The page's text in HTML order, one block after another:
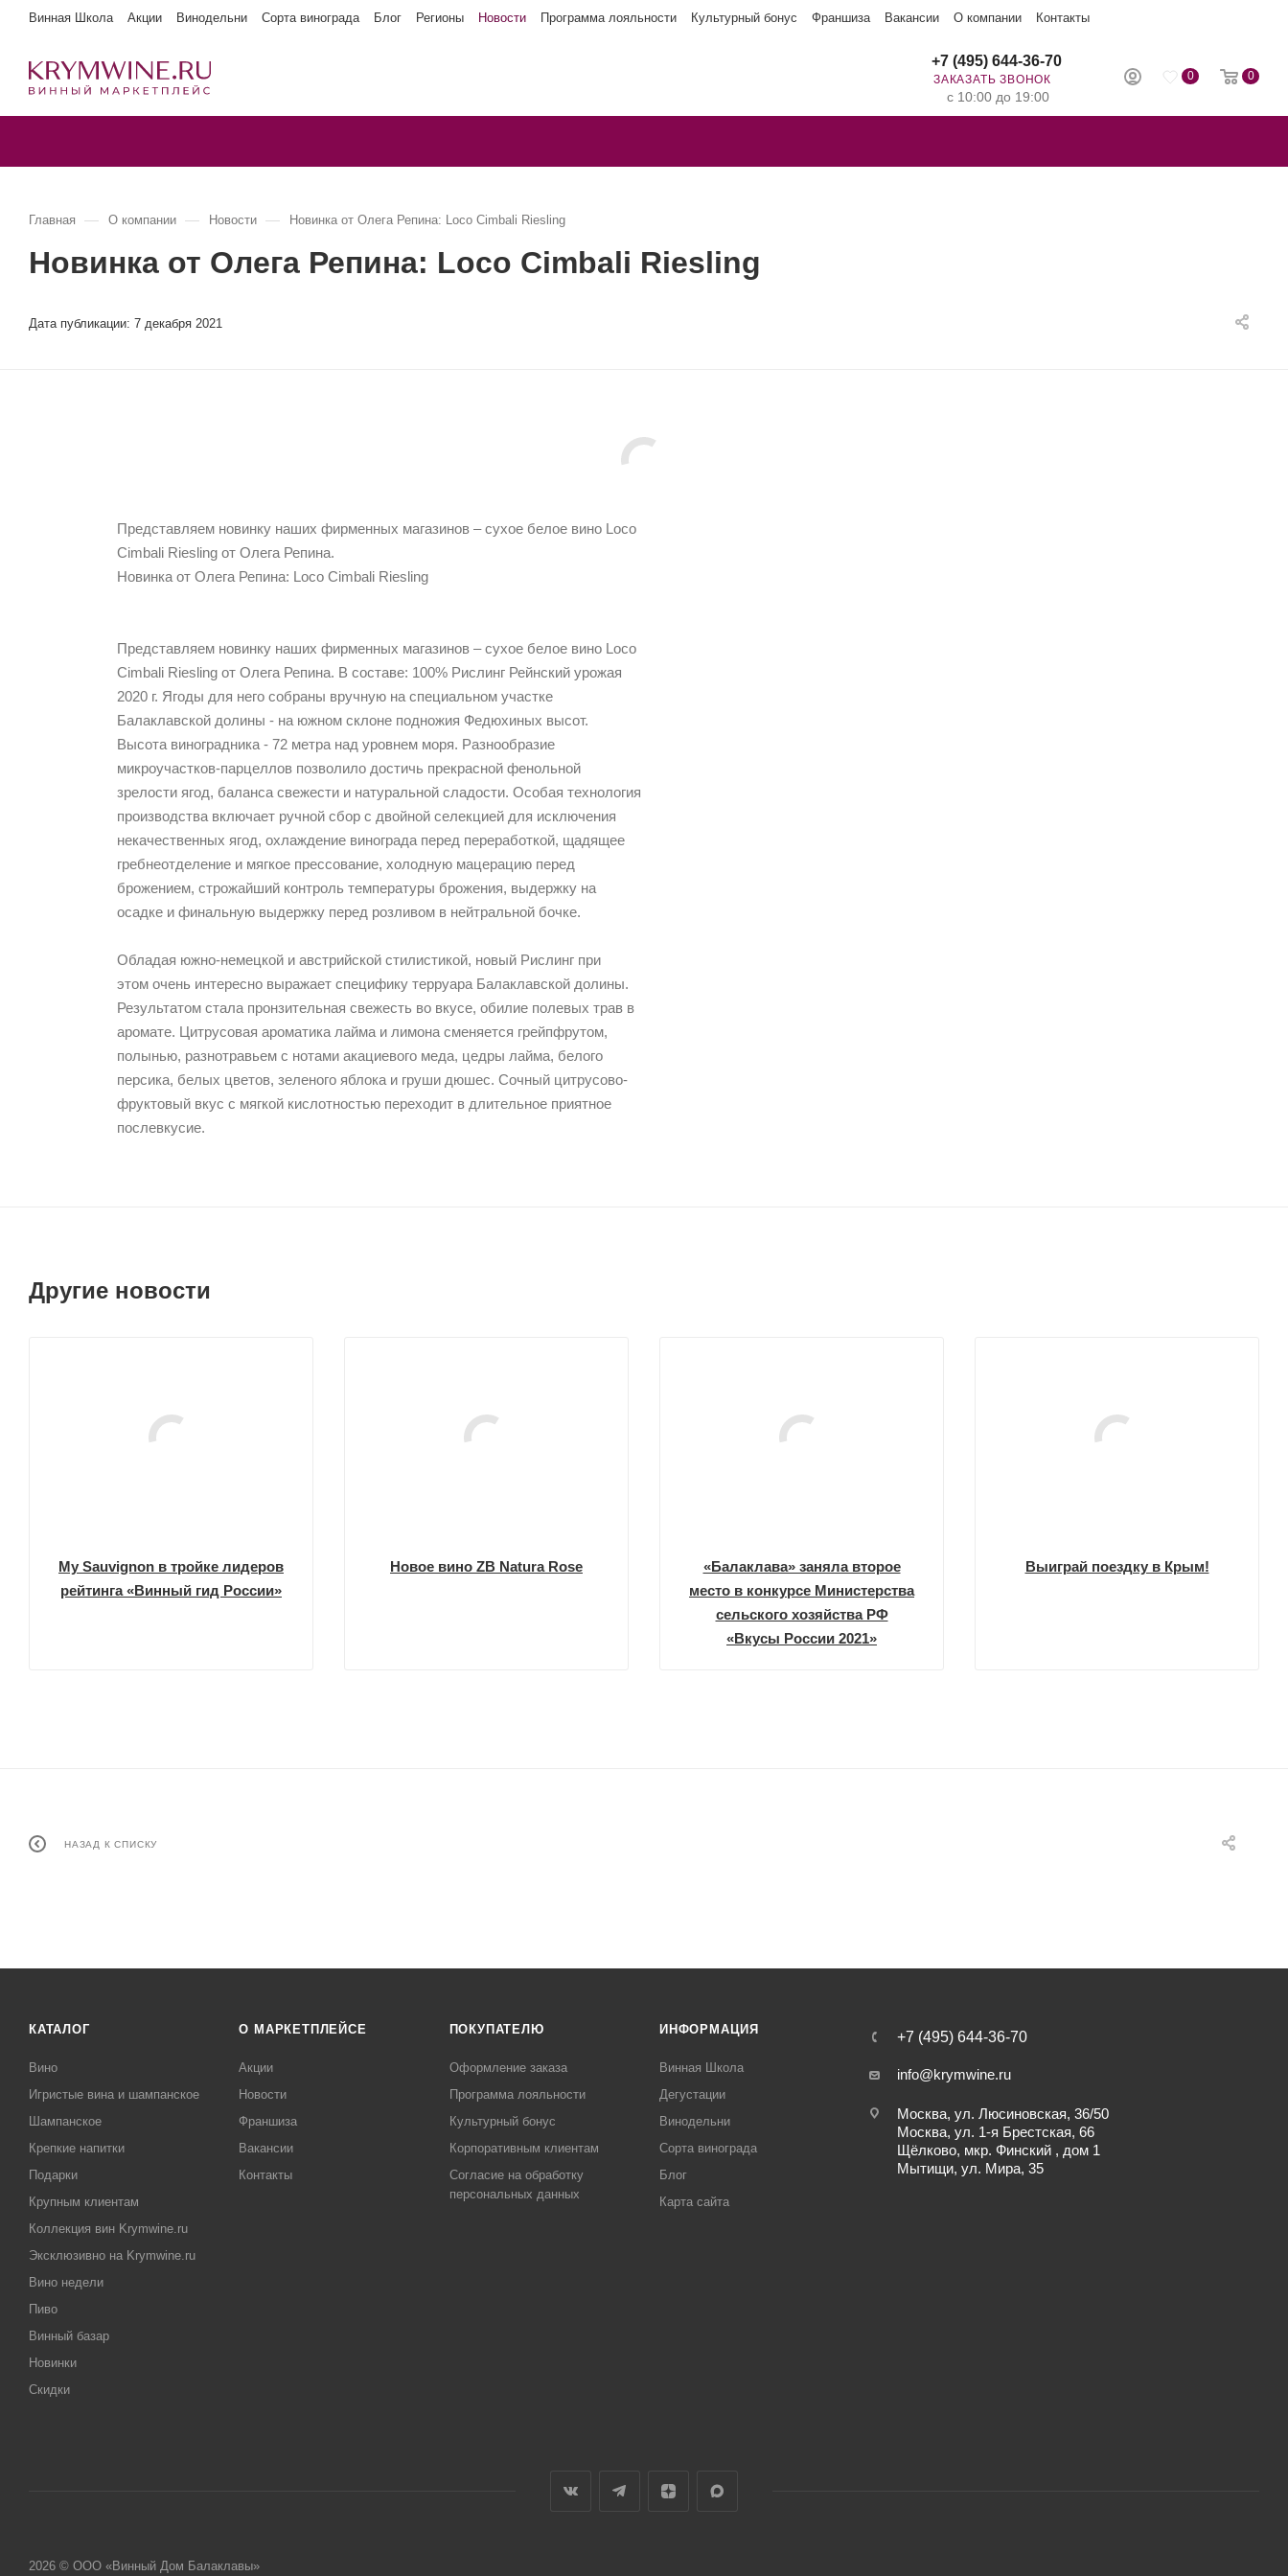
Винная Школа Акции Винодельни Сорта винограда Блог Регионы Новости Программа лояльности Культурный бонус Франшиза Вакансии О компании Контакты
0 0
+7 (495) 644-36-70
ЗАКАЗАТЬ ЗВОНОК
с 10:00 до 19:00
Главная — О компании — Новости — Новинка от Олега Репина: Loco Cimbali Riesling
Новинка от Олега Репина: Loco Cimbali Riesling
Дата публикации: 7 декабря 2021
Представляем новинку наших фирменных магазинов – сухое белое вино Loco
Cimbali Riesling от Олега Репина.
Новинка от Олега Репина: Loco Cimbali Riesling
Представляем новинку наших фирменных магазинов – сухое белое вино Loco
Cimbali Riesling от Олега Репина. В составе: 100% Рислинг Рейнский урожая
2020 г. Ягоды для него собраны вручную на специальном участке
Балаклавской долины - на южном склоне подножия Федюхиных высот.
Высота виноградника - 72 метра над уровнем моря. Разнообразие
микроучастков-парцеллов позволило достичь прекрасной фенольной
зрелости ягод, баланса свежести и натуральной сладости. Особая технология
производства включает ручной сбор с двойной селекцией для исключения
некачественных ягод, охлаждение винограда перед переработкой, щадящее
гребнеотделение и мягкое прессование, холодную мацерацию перед
брожением, строжайший контроль температуры брожения, выдержку на
осадке и финальную выдержку перед розливом в нейтральной бочке.
Обладая южно-немецкой и австрийской стилистикой, новый Рислинг при
этом очень интересно выражает специфику терруара Балаклавской долины.
Результатом стала пронзительная свежесть во вкусе, обилие полевых трав в
аромате. Цитрусовая ароматика лайма и лимона сменяется грейпфрутом,
полынью, разнотравьем с нотами акациевого меда, цедры лайма, белого
персика, белых цветов, зеленого яблока и груши дюшес. Cочный цитрусово-
фруктовый вкус с мягкой кислотностью переходит в длительное приятное
послевкусие.
Другие новости
My Sauvignon в тройке лидеров
рейтинга «Винный гид России»
Новое вино ZB Natura Rose
«Балаклава» заняла второе
место в конкурсе Министерства
сельского хозяйства РФ
«Вкусы России 2021»
Выиграй поездку в Крым!
НАЗАД К СПИСКУ
КАТАЛОГ
Вино
Игристые вина и шампанское
Шампанское
Крепкие напитки
Подарки
Крупным клиентам
Коллекция вин Krymwine.ru
Эксклюзивно на Krymwine.ru
Вино недели
Пиво
Винный базар
Новинки
Скидки
О МАРКЕТПЛЕЙСЕ
Акции
Новости
Франшиза
Вакансии
Контакты
ПОКУПАТЕЛЮ
Оформление заказа
Программа лояльности
Культурный бонус
Корпоративным клиентам
Согласие на обработку
персональных данных
ИНФОРМАЦИЯ
Винная Школа
Дегустации
Винодельни
Сорта винограда
Блог
Карта сайта
+7 (495) 644-36-70
info@krymwine.ru
Москва, ул. Люсиновская, 36/50
Москва, ул. 1-я Брестская, 66
Щёлково, мкр. Финский , дом 1
Мытищи, ул. Мира, 35
2026 © ООО «Винный Дом Балаклавы»